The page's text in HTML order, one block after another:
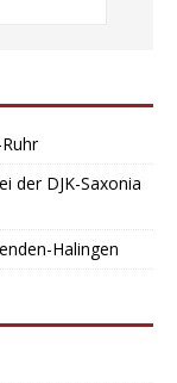
der DJK-Saxonia
Halingen